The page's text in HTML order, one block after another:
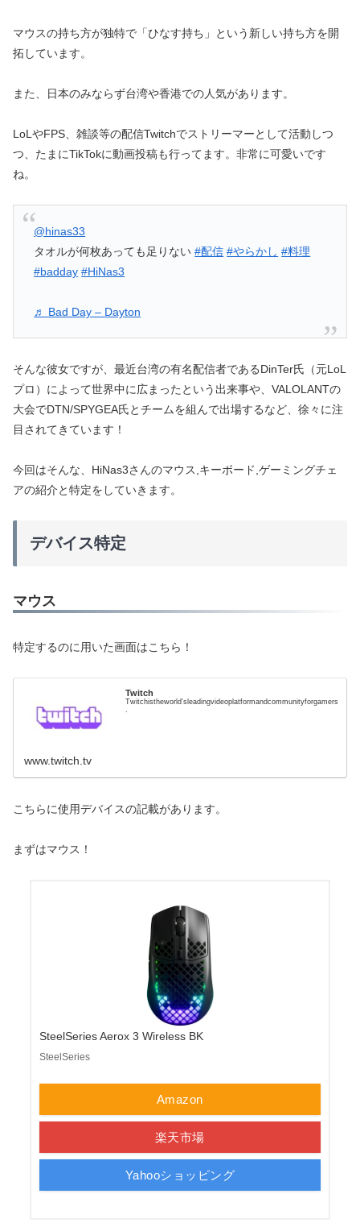
マウスの持ち方が独特で「ひなす持ち」という新しい持ち方を開
拓しています。
また、日本のみならず台湾や香港での人気があります。
LoLやFPS、雑談等の配信Twitchでストリーマーとして活動しつ
つ、たまにTikTokに動画投稿も行ってます。非常に可愛いです
ね。
@hinas33
タオルが何枚あっても足りない#配信 #やらかし #料理
#badday #HiNas3
♬ Bad Day – Dayton
そんな彼女ですが、最近台湾の有名配信者であるDinTer氏（元LoL
プロ）によって世界中に広まったという出来事や、VALOLANTの
大会でDTN/SPYGEA氏とチームを組んで出場するなど、徐々に注
目されてきています！
今回はそんな、HiNas3さんのマウス,キーボード,ゲーミングチェ
アの紹介と特定をしていきます。
デバイス特定
マウス
特定するのに用いた画面はこちら！
Twitch
Twitchistheworld'sleadingvideoplatformandcommunityforgamers
.
www.twitch.tv
こちらに使用デバイスの記載があります。
まずはマウス！
SteelSeries Aerox 3 Wireless BK
SteelSeries
Amazon
楽天市場
Yahooショッピング